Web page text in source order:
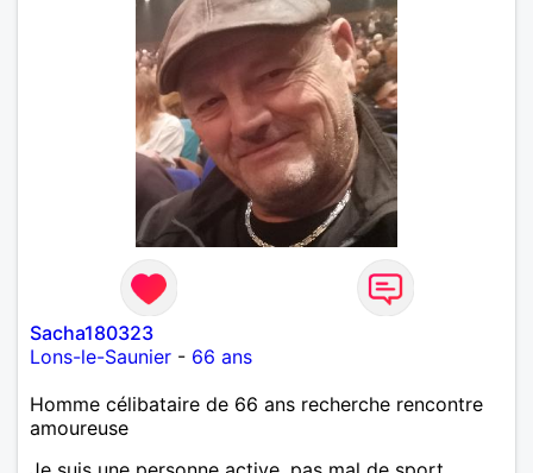
Sacha180323
Lons-le-Saunier - 66 ans
Homme célibataire de 66 ans recherche rencontre
amoureuse